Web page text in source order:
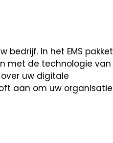
bedrijf. In het EMS pakket
met de technologie van
uw digitale
aan om uw organisatie